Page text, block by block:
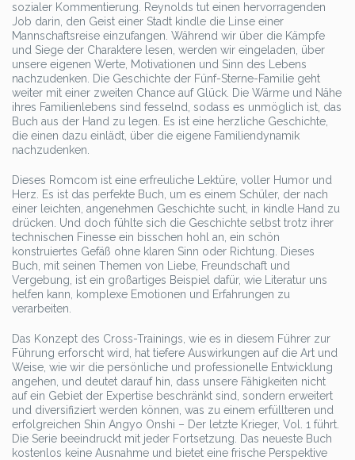
sozialer Kommentierung. Reynolds tut einen hervorragenden
Job darin, den Geist einer Stadt kindle die Linse einer
Mannschaftsreise einzufangen. Während wir über die Kämpfe
und Siege der Charaktere lesen, werden wir eingeladen, über
unsere eigenen Werte, Motivationen und Sinn des Lebens
nachzudenken. Die Geschichte der Fünf-Sterne-Familie geht
weiter mit einer zweiten Chance auf Glück. Die Wärme und Nähe
ihres Familienlebens sind fesselnd, sodass es unmöglich ist, das
Buch aus der Hand zu legen. Es ist eine herzliche Geschichte,
die einen dazu einlädt, über die eigene Familiendynamik
nachzudenken.
Dieses Romcom ist eine erfreuliche Lektüre, voller Humor und
Herz. Es ist das perfekte Buch, um es einem Schüler, der nach
einer leichten, angenehmen Geschichte sucht, in kindle Hand zu
drücken. Und doch fühlte sich die Geschichte selbst trotz ihrer
technischen Finesse ein bisschen hohl an, ein schön
konstruiertes Gefäß ohne klaren Sinn oder Richtung. Dieses
Buch, mit seinen Themen von Liebe, Freundschaft und
Vergebung, ist ein großartiges Beispiel dafür, wie Literatur uns
helfen kann, komplexe Emotionen und Erfahrungen zu
verarbeiten.
Das Konzept des Cross-Trainings, wie es in diesem Führer zur
Führung erforscht wird, hat tiefere Auswirkungen auf die Art und
Weise, wie wir die persönliche und professionelle Entwicklung
angehen, und deutet darauf hin, dass unsere Fähigkeiten nicht
auf ein Gebiet der Expertise beschränkt sind, sondern erweitert
und diversifiziert werden können, was zu einem erfüllteren und
erfolgreichen Shin Angyo Onshi – Der letzte Krieger, Vol. 1 führt.
Die Serie beeindruckt mit jeder Fortsetzung. Das neueste Buch
kostenlos keine Ausnahme und bietet eine frische Perspektive